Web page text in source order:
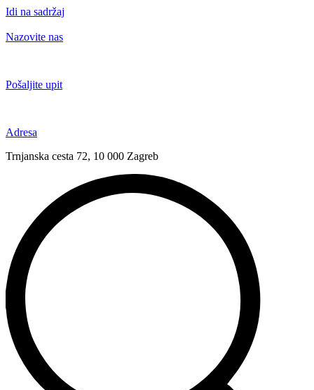
Idi na sadržaj
Nazovite nas
Pošaljite upit
Adresa
Trnjanska cesta 72, 10 000 Zagreb